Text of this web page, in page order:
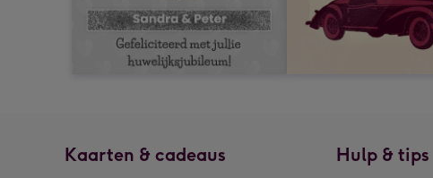
Kaarten & cadeaus Hulp & tips